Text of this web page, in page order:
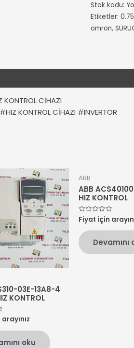
Stok kodu:
Etiketler:
omron,
CİHAZI
KONTROL CİHAZI #INVERTOR
03E-13A8-4
KONTROL
oku
ABB
ABB
HIZ KONTROL
5
üzerinden
oy
aldı
Fiyat için
Devamını